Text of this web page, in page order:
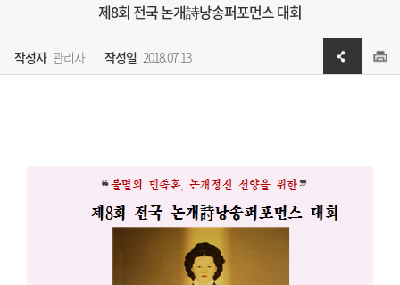
제8회 전국 논개詩낭송퍼포먼스 대회
작성자 관리자 작성일 2018.07.13